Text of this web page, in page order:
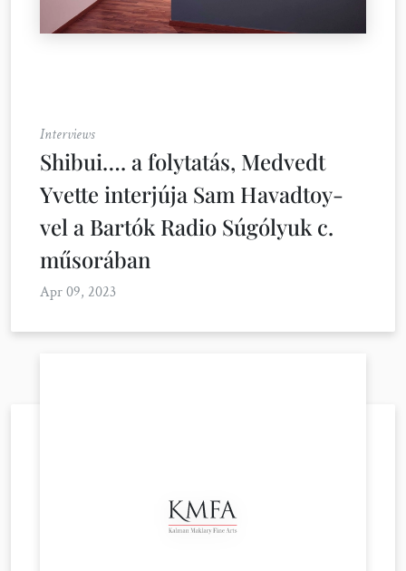
Interviews
Shibui…. a folytatás, Medvedt
Yvette interjúja Sam Havadtoy-
vel a Bartók Radio Súgólyuk c.
műsorában
Apr 09, 2023